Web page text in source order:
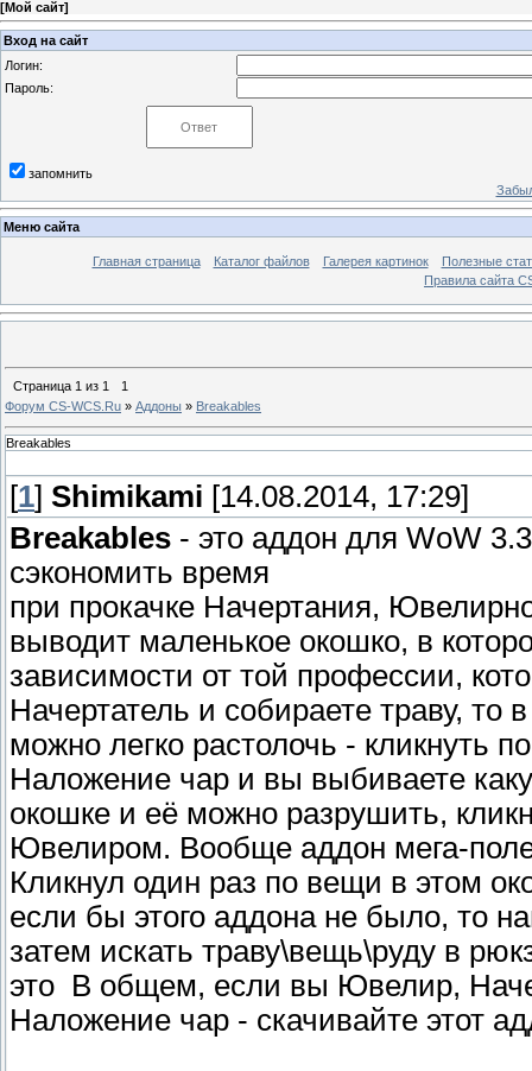
[Мой сайт]
Вход на сайт
Логин:
Пароль:
запомнить
Меню сайта
Главная страница Каталог файлов Галерея картинок
Полезные
Правила сайта
Страница 1 из 1
1
Форум CS-WCS.Ru » Аддоны » Breakables
Breakables
[1] Shimikami [14.08.2014, 17:29]
Breakables - это аддон для WoW
сэкономить время
при прокачке Начертания,
выводит маленькое окошко, в
зависимости от той профессии,
Начертатель и собираете траву, то
можно легко растолочь - кликнуть
Наложение чар и вы выбиваете
окошке и её можно разрушить,
Ювелиром. Вообще аддон мега-
Кликнул один раз по вещи в этом
если бы этого аддона не было, то
затем искать траву\вещь\руду в
это В общем, если вы Ювелир,
Наложение чар - скачивайте этот